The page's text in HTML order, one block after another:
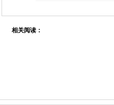
相关阅读：